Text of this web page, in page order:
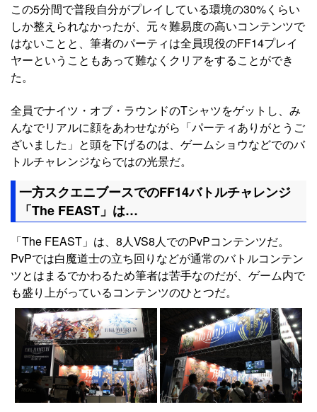
この5分間で普段自分がプレイしている環境の30%くらい
しか整えられなかったが、元々難易度の高いコンテンツで
はないことと、筆者のパーティは全員現役のFF14プレイ
ヤーということもあって難なくクリアをすることができ
た。
全員でナイツ・オブ・ラウンドのTシャツをゲットし、み
んなでリアルに顔をあわせながら「パーティありがとうご
ざいました」と頭を下げるのは、ゲームショウなどでのバ
トルチャレンジならではの光景だ。
一方スクエニブースでのFF14バトルチャレンジ
「The FEAST」は…
「The FEAST」は、8人VS8人でのPvPコンテンツだ。
PvPでは白魔道士の立ち回りなどが通常のバトルコンテン
ツとはまるでかわるため筆者は苦手なのだが、ゲーム内で
も盛り上がっているコンテンツのひとつだ。